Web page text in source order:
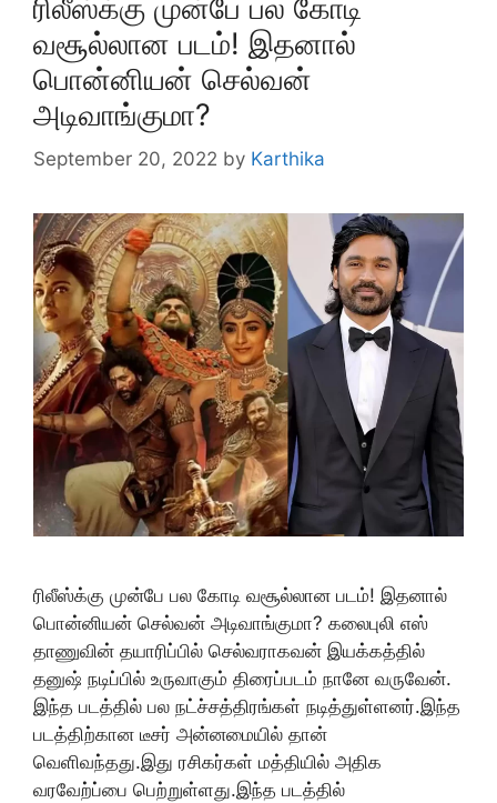
ரிலீஸ்க்கு முன்பே பல கோடி
வசூல்லான படம்! இதனால்
பொன்னியன் செல்வன்
அடிவாங்குமா?
September 20, 2022 by Karthika
ரிலீஸ்க்கு முன்பே பல கோடி வசூல்லான படம்! இதனால்
பொன்னியன் செல்வன் அடிவாங்குமா? கலைபுலி எஸ்
தாணுவின் தயாரிப்பில் செல்வராகவன் இயக்கத்தில்
தனுஷ் நடிப்பில் உருவாகும் திரைப்படம் நானே வருவேன்.
இந்த படத்தில் பல நட்ச்சத்திரங்கள் நடித்துள்ளனர்.இந்த
படத்திற்கான டீசர் அன்னமையில் தான்
வெளிவந்தது.இது ரசிகர்கள் மத்தியில் அதிக
வரவேற்ப்பை பெற்றுள்ளது.இந்த படத்தில்